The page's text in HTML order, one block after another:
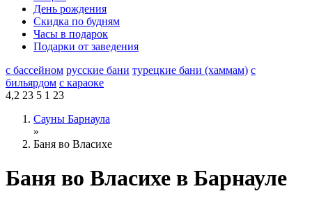
День рождения
Скидка по будням
Часы в подарок
Подарки от заведения
с бассейном русские бани турецкие бани (хаммам) с
бильярдом с караоке
4,2 23 5 1 23
Сауны Барнаула
»
Баня во Власихе
Баня во Власихе в Барнауле